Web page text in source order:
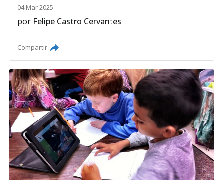
04 Mar 2025
por Felipe Castro Cervantes
Compartir